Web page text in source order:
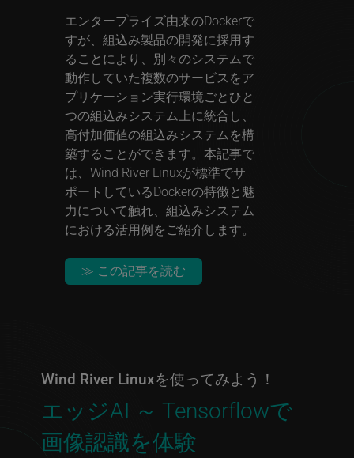
エンタープライズ由来のDockerで
すが、組込み製品の開発に採用す
ることにより、別々のシステムで
動作していた複数のサービスをア
プリケーション実行環境ごとひと
つの組込みシステム上に統合し、
高付加価値の組込みシステムを構
築することができます。本記事で
は、Wind River Linuxが標準でサ
ポートしているDockerの特徴と魅
力について触れ、組込みシステム
における活用例をご紹介します。
≫ この記事を読む
Wind River Linuxを使ってみよう！
エッジAI ～ Tensorflowで
画像認識を体験